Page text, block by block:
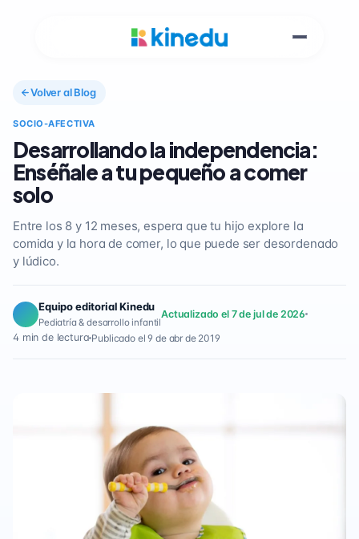
Volver al Blog
SOCIO-AFECTIVA
Desarrollando la independencia:
Enséñale a tu pequeño a comer
solo
Entre los 8 y 12 meses, espera que tu hijo explore la
comida y la hora de comer, lo que puede ser desordenado
y lúdico.
Equipo editorial Kinedu
Pediatría & desarrollo infantil
Actualizado el 7 de jul de 2026
4 min de lectura Publicado el 9 de abr de 2019